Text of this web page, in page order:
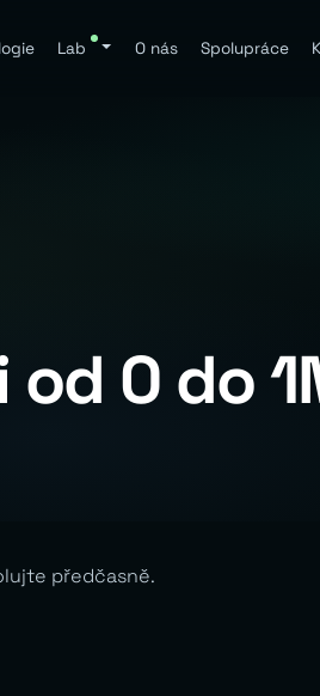
Lab O nás Spolupráce
0 do
předčasně.